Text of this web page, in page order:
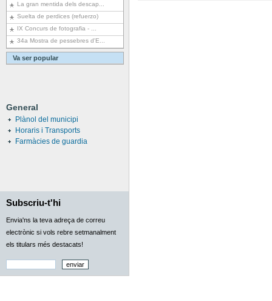
La gran mentida dels descap...
Suelta de perdices (refuerzo)
IX Concurs de fotografia - ...
34a Mostra de pessebres d'E...
Va ser popular
General
Plànol del municipi
Horaris i Transports
Farmàcies de guardia
Subscriu-t'hi
Envia'ns la teva adreça de correu
electrònic si vols rebre setmanalment
els titulars més destacats!